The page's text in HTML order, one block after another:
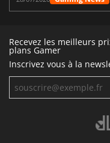
Recevez les meilleurs
plans Gamer
Inscrivez vous à la